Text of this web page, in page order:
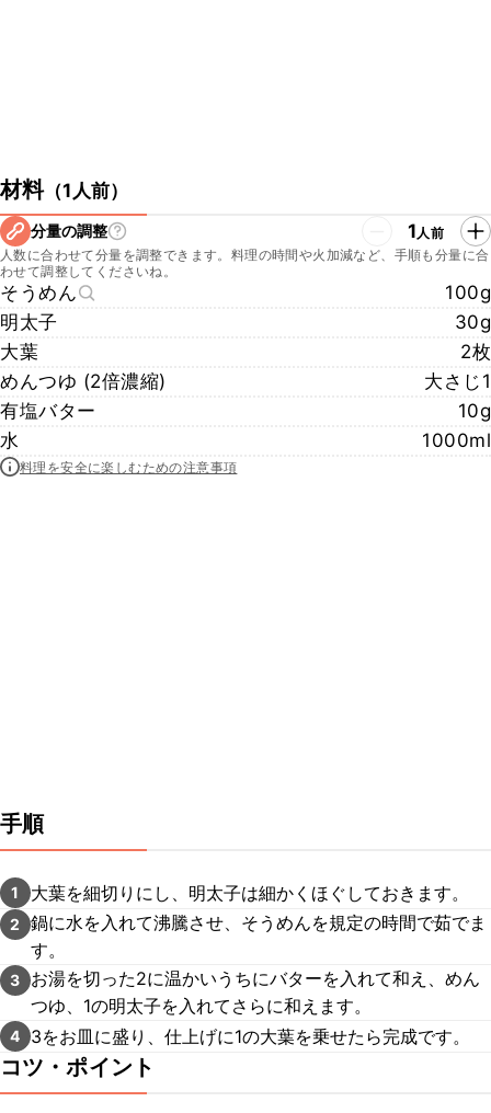
材料（1人前）
分量の調整 1人前
人数に合わせて分量を調整できます。料理の時間や火加減など、手順も分量に合
わせて調整してくださいね。
そうめん
100g
明太子
30g
大葉
2枚
めんつゆ (2倍濃縮)
大さじ1
有塩バター
10g
水
1000ml
料理を安全に楽しむための注意事項
手順
1 大葉を細切りにし、明太子は細かくほぐしておきます。
2
鍋に水を入れて沸騰させ、そうめんを規定の時間で茹でま
す。
3
お湯を切った2に温かいうちにバターを入れて和え、めん
つゆ、1の明太子を入れてさらに和えます。
4 3をお皿に盛り、仕上げに1の大葉を乗せたら完成です。
コツ・ポイント